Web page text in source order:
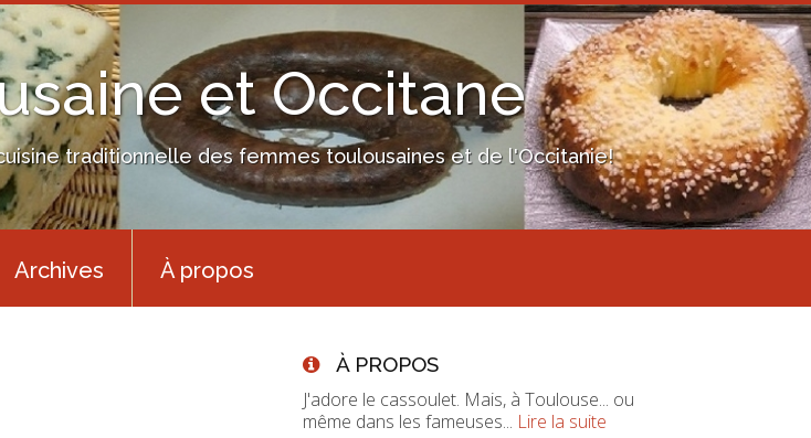
et Occitane
traditionnelle des femmes toulousaines et de l'Occitanie!
Archives À propos
À PROPOS
J'adore le cassoulet. Mais, à Toulouse... ou
même dans les fameuses... Lire la suite